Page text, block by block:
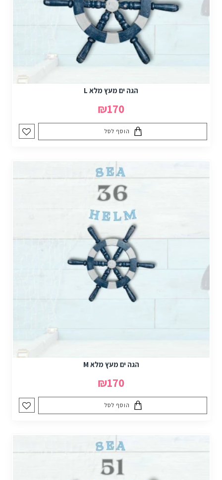
הגה ים מעץ מלא L
₪170
הוסף לסל
הגה ים מעץ מלא M
₪170
הוסף לסל